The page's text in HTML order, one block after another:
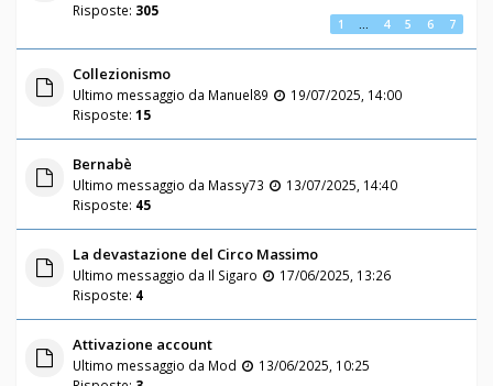
Risposte: 305
1 … 4 5 6 7
Collezionismo
Ultimo messaggio da Manuel89
19/07/2025, 14:00
Risposte: 15
Bernabè
Ultimo messaggio da Massy73
13/07/2025, 14:40
Risposte: 45
La devastazione del Circo Massimo
Ultimo messaggio da Il Sigaro
17/06/2025, 13:26
Risposte: 4
Attivazione account
Ultimo messaggio da Mod
13/06/2025, 10:25